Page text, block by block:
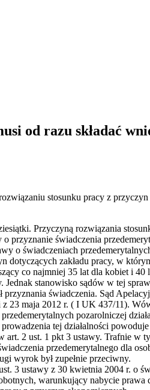
od razu składać
stosunku pracy z
Przyczyną rozwiązania
przyznanie świadczenia
o świadczeniach
dotyczących zakładu pracy, w
co najmniej 35 lat dla kobiet i 40
stanowisko sądów w tej
świadczenia. Sąd
23 maja 2012 r. ( I UK 437/11).
pozarolniczej
tej działalności
art. 2 ust. 1 pkt 3 ustawy. Trafnie w
przedemerytalnego dla
wyrok był zupełnie przeciwny.
3 ustawy z 30 kwietnia 2004 r. o
warunkujący nabycie prawa